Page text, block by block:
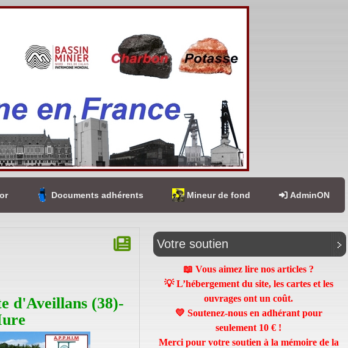
Documents adhérents Mineur de fond AdminON
d'Aveillans (38)-
Votre soutien
📖 Vous aimez lire nos articles ?
💡 L’hébergement du site, les cartes et les
ouvrages ont un coût.
💛 Soutenez-nous en adhérant pour
seulement 10 € !
Merci pour votre soutien à la mémoire de la